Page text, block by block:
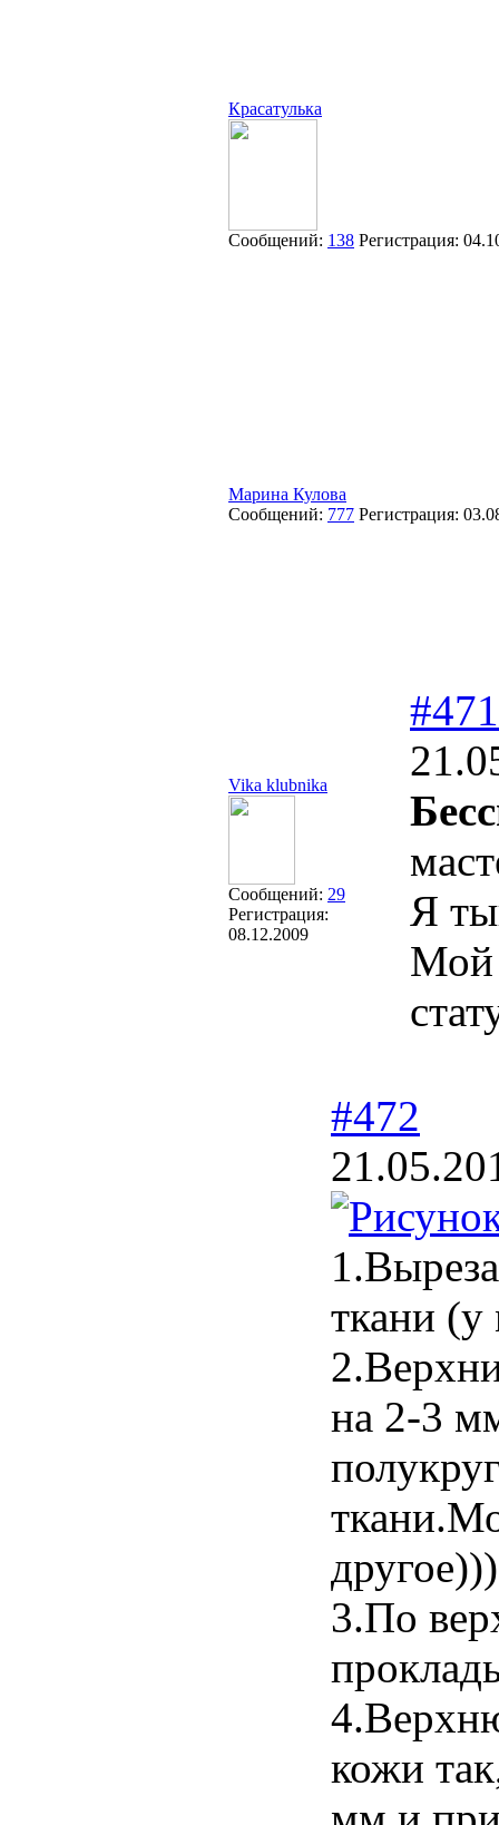
Красатулька
Сообщений: 138 Регистрация:
Марина Кулова
Сообщений: 777 Регистрация:
Vika klubnika
Сообщений: 29
Регистрация:
08.12.2009
#471
Я
Мой
#472
ткани
на 2-3
другое)))
3.По
кожи